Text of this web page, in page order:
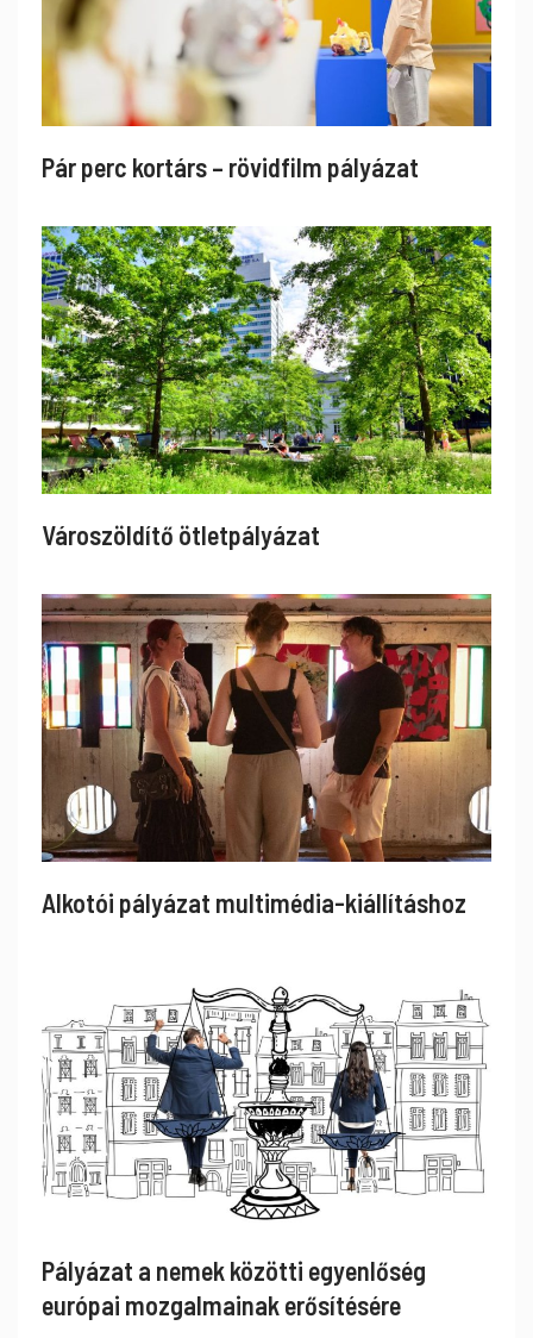
Pár perc kortárs – rövidfilm pályázat
Városzöldítő ötletpályázat
Alkotói pályázat multimédia-kiállításhoz
Pályázat a nemek közötti egyenlőség
európai mozgalmainak erősítésére